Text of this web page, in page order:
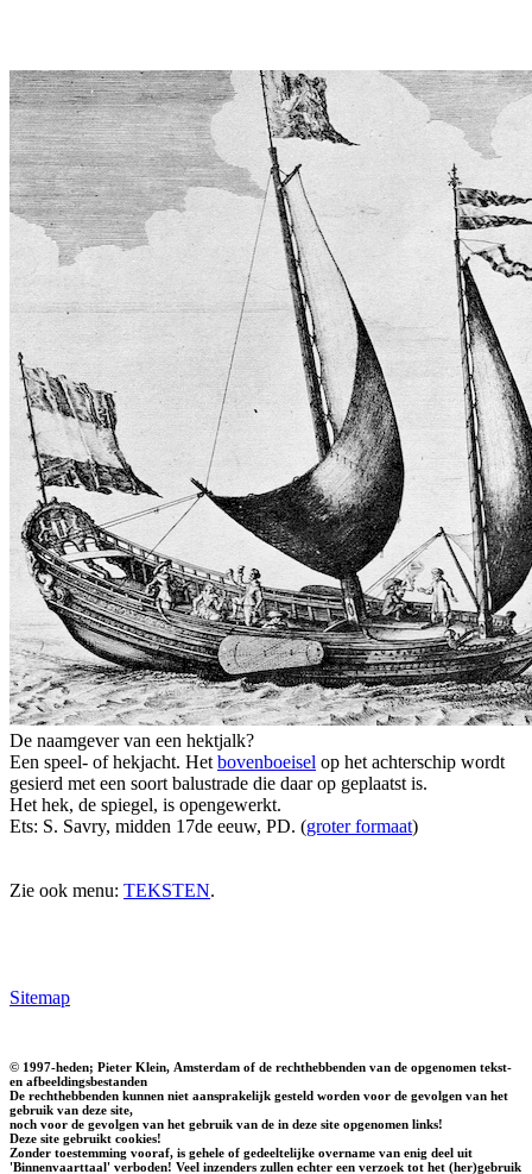
De naamgever van een hektjalk?
Een speel- of hekjacht. Het bovenboeisel op het achterschip wordt
gesierd met een soort balustrade die daar op geplaatst is.
Het hek, de spiegel, is opengewerkt.
Ets: S. Savry, midden 17de eeuw, PD. (groter formaat)
Zie ook menu: TEKSTEN.
Sitemap
© 1997-heden; Pieter Klein, Amsterdam of de rechthebbenden van de opgenomen tekst-
en afbeeldingsbestanden
De rechthebbenden kunnen niet aansprakelijk gesteld worden voor de gevolgen van het
gebruik van deze site,
noch voor de gevolgen van het gebruik van de in deze site opgenomen links!
Deze site gebruikt cookies!
Zonder toestemming vooraf, is gehele of gedeeltelijke overname van enig deel uit
'Binnenvaarttaal' verboden! Veel inzenders zullen echter een verzoek tot het (her)gebruik